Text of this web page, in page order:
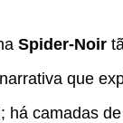
Spider-Noir
que
há camadas